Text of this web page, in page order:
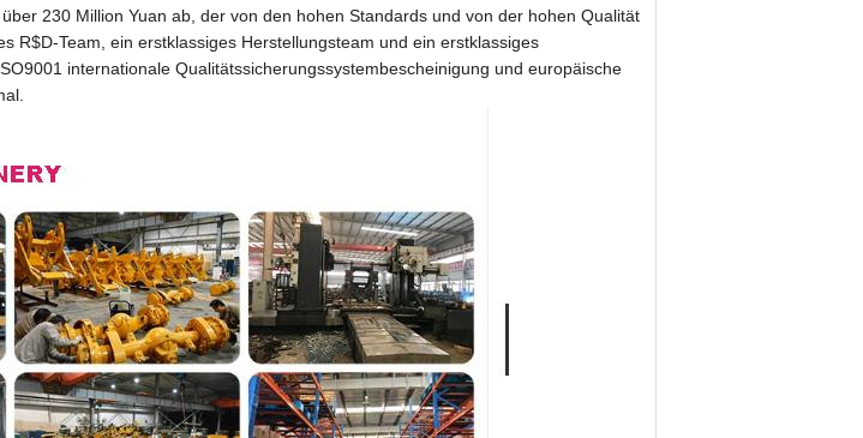
230 Million Yuan ab, der von den hohen Standards und von der hohen Qualität
R$D-Team, ein erstklassiges Herstellungsteam und ein erstklassiges
internationale Qualitätssicherungssystembescheinigung und europäische